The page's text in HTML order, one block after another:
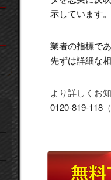
示しています。
業者の指標で
先ずは詳細な
より詳しくお
0120-819-118